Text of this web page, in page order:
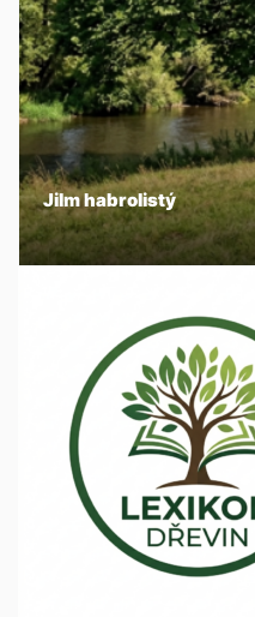
Jilm habrolistý